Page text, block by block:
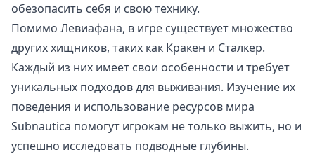
обезопасить себя и свою технику.
Помимо Левиафана, в игре существует множество
других хищников, таких как Кракен и Сталкер.
Каждый из них имеет свои особенности и требует
уникальных подходов для выживания. Изучение их
поведения и использование ресурсов мира
Subnautica помогут игрокам не только выжить, но и
успешно исследовать подводные глубины.